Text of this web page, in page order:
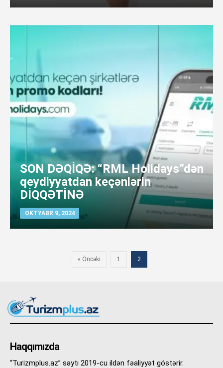
SON DƏQİQƏ: “RML Holidays”dən
qeydiyyatdan keçənlərin
DİQQƏTİNƏ
OKTYABR 9, 2024
« Öncəki 1 2
Haqqımızda
“Turizmplus.az” saytı 2019-cu ildən fəaliyyət göstərir.